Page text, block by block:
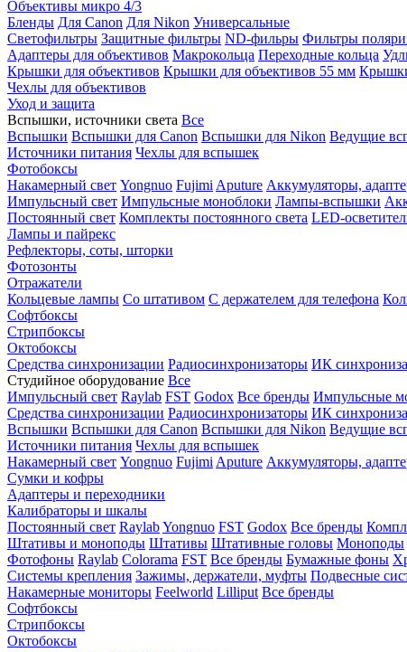
Объективы микро 4/3
Бленды Для Canon Для Nikon Универсальные
Светофильтры Защитные фильтры ND-фильры Фильтры
Адаптеры для объективов Макрокольца Переходные кольца
Крышки для объективов Крышки для объективов 55 мм
Чехлы для объективов
Уход и защита
Вспышки, источники света Все
Вспышки Вспышки для Canon Вспышки для Nikon Ведущие
Источники питания Чехлы для вспышек
Фотобоксы
Накамерный свет Yongnuo Fujimi Aputure Аккумуляторы,
Импульсный свет Импульсные моноблоки Лампы-вспышки
Постоянный свет Комплекты постоянного света LED-
Лампы и пайрекс
Рефлекторы, соты, шторки
Фотозонты
Отражатели
Кольцевые лампы Со штативом С держателем для телефона
Софтбоксы
Стрипбоксы
Октобоксы
Средства синхронизации Радиосинхронизаторы ИК
Студийное оборудование Все
Импульсный свет Raylab FST Godox Все бренды Импульсные
Средства синхронизации Радиосинхронизаторы ИК
Вспышки Вспышки для Canon Вспышки для Nikon Ведущие
Источники питания Чехлы для вспышек
Накамерный свет Yongnuo Fujimi Aputure Аккумуляторы,
Сумки и кофры
Адаптеры и переходники
Калибраторы и шкалы
Постоянный свет RaylabYongnuo FST Godox Все бренды
Штативы и моноподы Штативы Штативные головы Моноподы
Фотофоны Raylab Colorama FST Все бренды Бумажные фоны
Системы крепления Зажимы, держатели, муфты Подвесные
Накамерные мониторы Feelworld Lilliput Все бренды
Софтбоксы
Стрипбоксы
Октобоксы